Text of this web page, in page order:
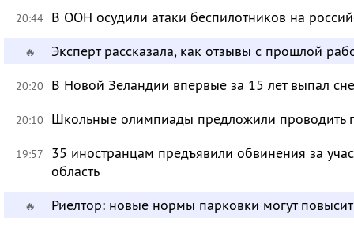
20:44 В ООН осудили атаки беспилотников на
🔥 Эксперт рассказала, как отзывы с прошлой
20:20 В Новой Зеландии впервые за 15 лет выпал
20:10 Школьные олимпиады предложили проводить
19:57
35 иностранцам предъявили обвинения за
область
🔥 Риелтор: новые нормы парковки могут